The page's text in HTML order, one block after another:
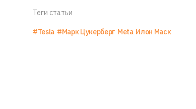
Теги статьи
#Tesla #Марк Цукерберг Meta Илон Маск